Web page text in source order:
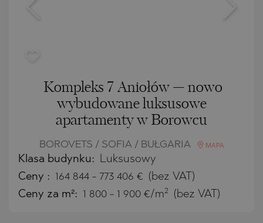
Kompleks 7 Aniołów — nowo
wybudowane luksusowe
apartamenty w Borowcu
BOROVETS / SOFIA / BUŁGARIA MAPA
Klasa budynku: Luksusowy
Ceny : 164 844 - 773 406 € (bez VAT)
Ceny za m²: 1 800 - 1 900 €/m2 (bez VAT)